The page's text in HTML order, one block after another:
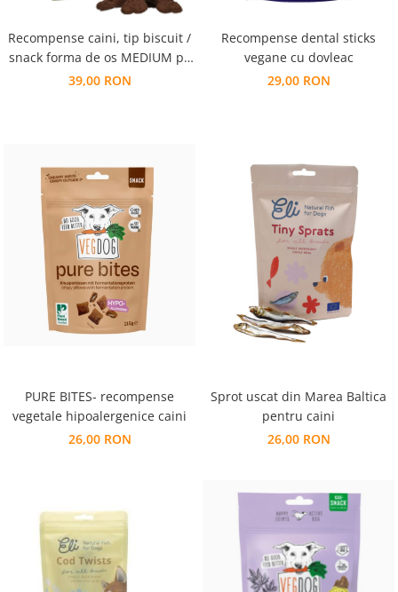
Recompense caini, tip biscuit /
snack forma de os MEDIUM pe
baza de plante, fara cereale
39,00 RON
Recompense dental sticks
vegane cu dovleac
29,00 RON
PURE BITES- recompense
vegetale hipoalergenice caini
26,00 RON
Sprot uscat din Marea Baltica
pentru caini
26,00 RON